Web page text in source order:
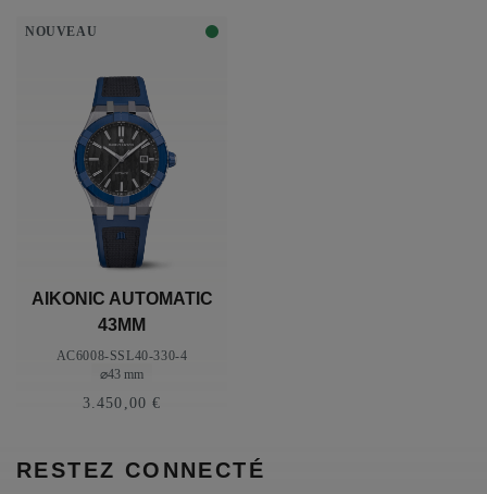
NOUVEAU
AIKONIC AUTOMATIC
43MM
AC6008-SSL40-330-4
⌀43 mm
3.450,00 €
RESTEZ CONNECTÉ